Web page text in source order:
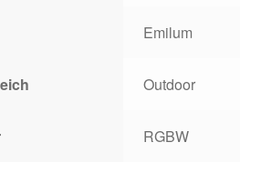
Emilum
Outdoor
RGBW